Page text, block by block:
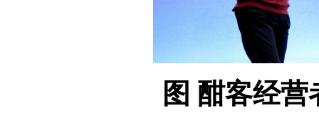
图 酣客经